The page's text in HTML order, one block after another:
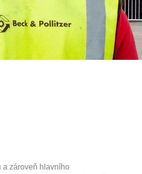
a zároveň hlavního